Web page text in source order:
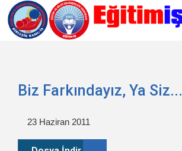
Biz Farkındayız, Ya Siz...
23 Haziran 2011